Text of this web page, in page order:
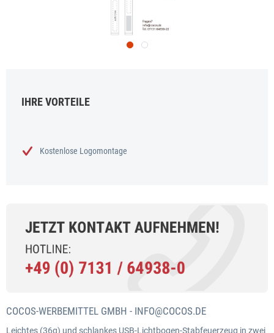
IHRE VORTEILE
Kostenlose Logomontage
COCOS-WERBEMITTEL GMBH - INFO@COCOS.DE
Leichtes (36g) und schlankes USB-Lichtbogen-Stabfeuerzeug in zwei